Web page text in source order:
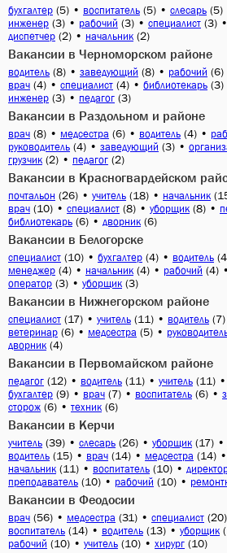
бухгалтер (5) • воспитатель (5) • слесарь (5)
инженер (3) • рабочий (3) • специалист (3) •
диспетчер (2) • начальник (2)
Вакансии в Черноморском районе
водитель (8) • заведующий (8) • рабочий (6)
врач (4) • специалист (4) • библиотекарь (3)
инженер (3) • педагог (3)
Вакансии в Раздольном и районе
врач (8) • медсестра (6) • водитель (4) •
руководитель (4) • заведующий (3) •
грузчик (2) • педагог (2)
Вакансии в Красногвардейском
почтальон (26) • учитель (18) • начальник
врач (10) • специалист (8) • уборщик (8) •
библиотекарь (6) • дворник (6)
Вакансии в Белогорске
специалист (10) • бухгалтер (4) • водитель
менеджер (4) • начальник (4) • рабочий (4) •
оператор (3) • уборщик (3)
Вакансии в Нижнегорском районе
специалист (17) • учитель (11) • водитель (7)
ветеринар (6) • медсестра (5) •
дворник (4)
Вакансии в Первомайском районе
педагог (12) • водитель (11) • учитель (11) •
бухгалтер (9) • врач (7) • воспитатель (6) •
сторож (6) • техник (6)
Вакансии в Керчи
учитель (39) • слесарь (26) • уборщик (17) •
водитель (15) • врач (14) • медсестра (14) •
начальник (11) • воспитатель (10) •
преподаватель (10) • рабочий (10) •
Вакансии в Феодосии
врач (56) • медсестра (31) • специалист (20)
воспитатель (14) • водитель (13) • уборщик
рабочий (10) • учитель (10) • хирург (10)